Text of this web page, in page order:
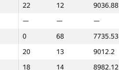
22 12 9036.88
— — —
0 68 7735.53
20 13 9012.2
18 14 8982.12